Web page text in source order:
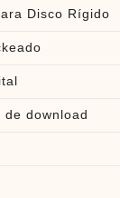
Disco Rígido
download